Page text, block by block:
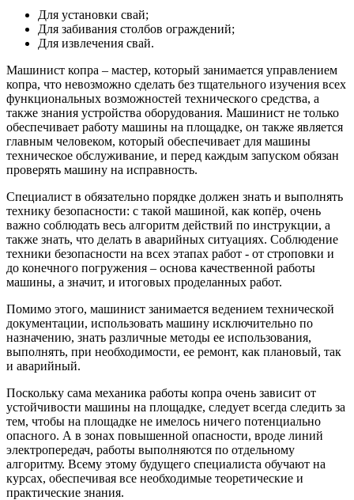
Для установки свай;
Для забивания столбов ограждений;
Для извлечения свай.
Машинист копра – мастер, который занимается управлением
копра, что невозможно сделать без тщательного изучения всех
функциональных возможностей технического средства, а
также знания устройства оборудования. Машинист не только
обеспечивает работу машины на площадке, он также является
главным человеком, который обеспечивает для машины
техническое обслуживание, и перед каждым запуском обязан
проверять машину на исправность.
Специалист в обязательно порядке должен знать и выполнять
технику безопасности: с такой машиной, как копёр, очень
важно соблюдать весь алгоритм действий по инструкции, а
также знать, что делать в аварийных ситуациях. Соблюдение
техники безопасности на всех этапах работ - от строповки и
до конечного погружения – основа качественной работы
машины, а значит, и итоговых проделанных работ.
Помимо этого, машинист занимается ведением технической
документации, использовать машину исключительно по
назначению, знать различные методы ее использования,
выполнять, при необходимости, ее ремонт, как плановый, так
и аварийный.
Поскольку сама механика работы копра очень зависит от
устойчивости машины на площадке, следует всегда следить за
тем, чтобы на площадке не имелось ничего потенциально
опасного. А в зонах повышенной опасности, вроде линий
электропередач, работы выполняются по отдельному
алгоритму. Всему этому будущего специалиста обучают на
курсах, обеспечивая все необходимые теоретические и
практические знания.